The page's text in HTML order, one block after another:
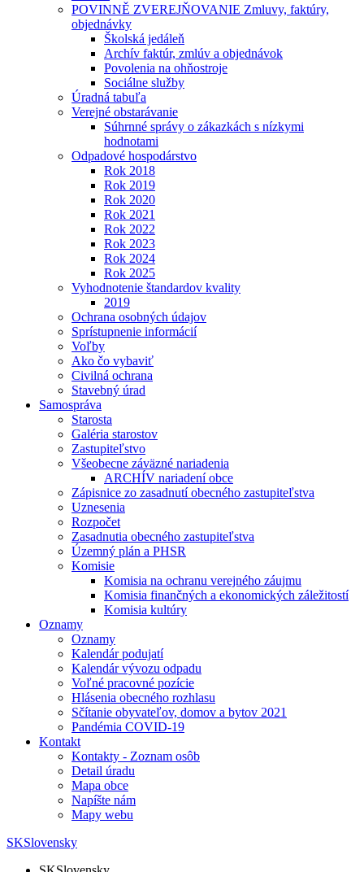
POVINNĚ ZVEREJŇOVANIE Zmluvy, faktúry,
objednávky
Školská jedáleň
Archív faktúr, zmlúv a objednávok
Povolenia na ohňostroje
Sociálne služby
Úradná tabuľa
Verejné obstarávanie
Súhrnné správy o zákazkách s nízkymi
hodnotami
Odpadové hospodárstvo
Rok 2018
Rok 2019
Rok 2020
Rok 2021
Rok 2022
Rok 2023
Rok 2024
Rok 2025
Vyhodnotenie štandardov kvality
2019
Ochrana osobných údajov
Sprístupnenie informácií
Voľby
Ako čo vybaviť
Civilná ochrana
Stavebný úrad
Samospráva
Starosta
Galéria starostov
Zastupiteľstvo
Všeobecne záväzné nariadenia
ARCHÍV nariadení obce
Zápisnice zo zasadnutí obecného zastupiteľstva
Uznesenia
Rozpočet
Zasadnutia obecného zastupiteľstva
Územný plán a PHSR
Komisie
Komisia na ochranu verejného záujmu
Komisia finančných a ekonomických záležitostí
Komisia kultúry
Oznamy
Oznamy
Kalendár podujatí
Kalendár vývozu odpadu
Voľné pracovné pozície
Hlásenia obecného rozhlasu
Sčítanie obyvateľov, domov a bytov 2021
Pandémia COVID-19
Kontakt
Kontakty - Zoznam osôb
Detail úradu
Mapa obce
Napíšte nám
Mapy webu
SKSlovensky